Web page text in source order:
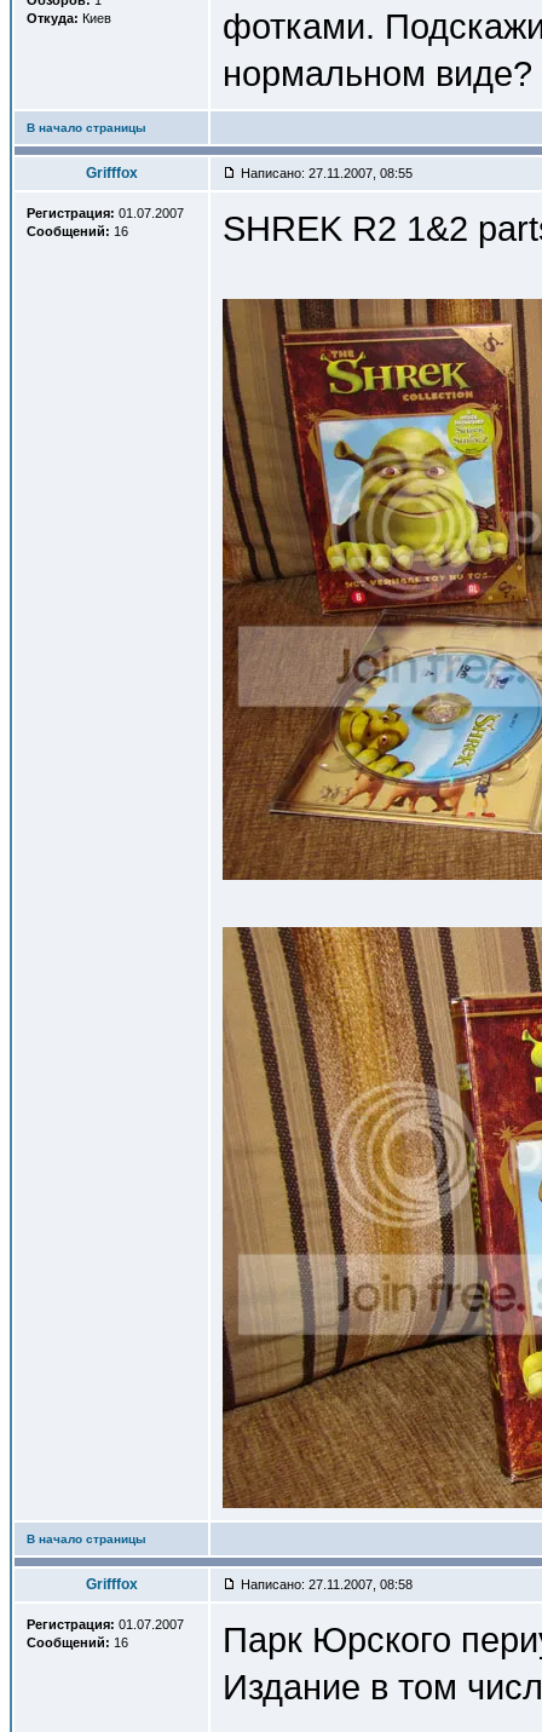
Откуда: Киев
фотками.
нормальном
В начало страницы
Grifffox Написано: 27.11.2007, 08:55
Регистрация: 01.07.2007
Сообщений: 16 SHREK R2 1&2
В начало страницы
Grifffox Написано: 27.11.2007, 08:58
Регистрация: 01.07.2007
Сообщений: 16
Парк Юрского
Издание в том